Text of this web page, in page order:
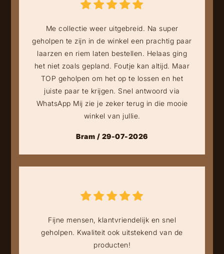
Me collectie weer uitgebreid. Na super
geholpen te zijn in de winkel een prachtig paar
laarzen en riem laten bestellen. Helaas ging
het niet zoals gepland. Foutje kan altijd. Maar
TOP geholpen om het op te lossen en het
juiste paar te krijgen. Snel antwoord via
WhatsApp Mij zie je zeker terug in die mooie
winkel van jullie.
Bram / 29-07-2026
Fijne mensen, klantvriendelijk en snel
geholpen. Kwaliteit ook uitstekend van de
producten!